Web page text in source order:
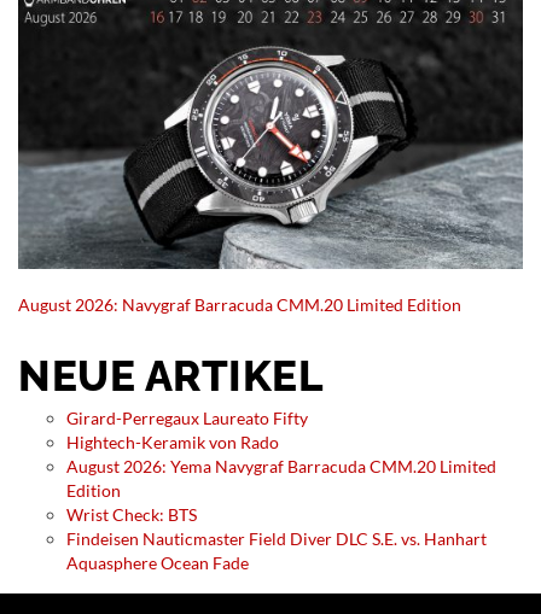
August 2026: Navygraf Barracuda CMM.20 Limited Edition
NEUE ARTIKEL
Girard-Perregaux Laureato Fifty
Hightech-Keramik von Rado
August 2026: Yema Navygraf Barracuda CMM.20 Limited
Edition
Wrist Check: BTS
Findeisen Nauticmaster Field Diver DLC S.E. vs. Hanhart
Aquasphere Ocean Fade